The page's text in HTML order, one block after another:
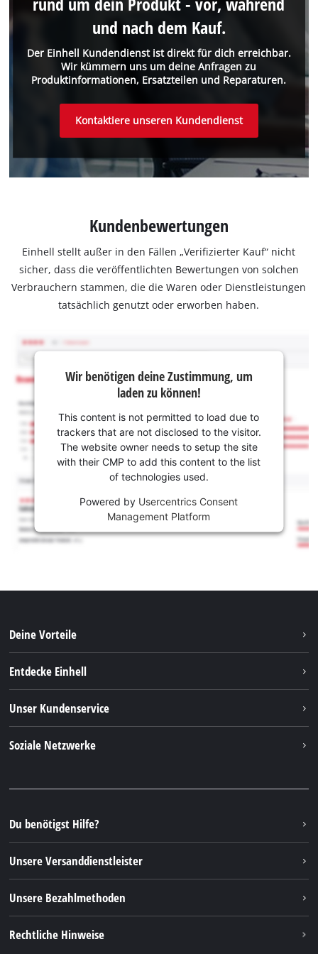
Der Einhell Kundendienst ist direkt für dich erreichbar.
Wir kümmern uns um deine Anfragen zu
Produktinformationen, Ersatzteilen und Reparaturen.
und nach dem Kauf.
Kontaktiere unseren Kundendienst
Kundenbewertungen
Einhell stellt außer in den Fällen „Verifizierter Kauf“ nicht
sicher, dass die veröffentlichten Bewertungen von solchen
Verbrauchern stammen, die die Waren oder Dienstleistungen
tatsächlich genutzt oder erworben haben.
Wir benötigen deine Zustimmung, um
laden zu können!
This content is not permitted to load due to
trackers that are not disclosed to the visitor.
The website owner needs to setup the site
with their CMP to add this content to the list
of technologies used.
Powered by Usercentrics Consent
Management Platform
Deine Vorteile
Entdecke Einhell
Nachhaltigkeit
Unser Kundenservice
FAQs
Verpackungsrichtlinien
Hinweise zur Batterieentsorgung
Vertrag widerrufen
Soziale Netzwerke
Instagram
TikTok
Pinterest
Du benötigst Hilfe?
Unsere Versanddienstleister
Unsere Bezahlmethoden
Rechtliche Hinweise